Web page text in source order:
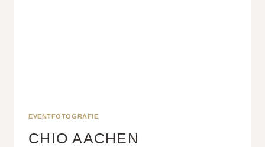
EVENTFOTOGRAFIE
CHIO AACHEN